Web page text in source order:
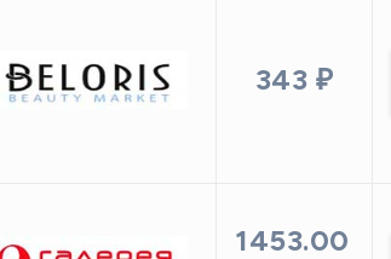
343 ₽
1453.00